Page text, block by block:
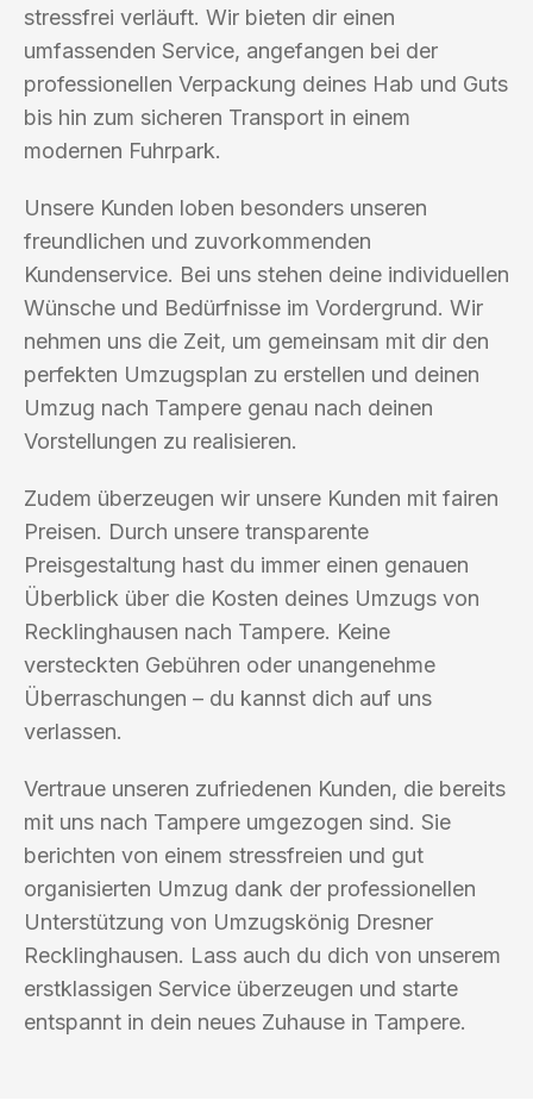
stressfrei verläuft. Wir bieten dir einen
umfassenden Service, angefangen bei der
professionellen Verpackung deines Hab und Guts
bis hin zum sicheren Transport in einem
modernen Fuhrpark.
Unsere Kunden loben besonders unseren
freundlichen und zuvorkommenden
Kundenservice. Bei uns stehen deine individuellen
Wünsche und Bedürfnisse im Vordergrund. Wir
nehmen uns die Zeit, um gemeinsam mit dir den
perfekten Umzugsplan zu erstellen und deinen
Umzug nach Tampere genau nach deinen
Vorstellungen zu realisieren.
Zudem überzeugen wir unsere Kunden mit fairen
Preisen. Durch unsere transparente
Preisgestaltung hast du immer einen genauen
Überblick über die Kosten deines Umzugs von
Recklinghausen nach Tampere. Keine
versteckten Gebühren oder unangenehme
Überraschungen – du kannst dich auf uns
verlassen.
Vertraue unseren zufriedenen Kunden, die bereits
mit uns nach Tampere umgezogen sind. Sie
berichten von einem stressfreien und gut
organisierten Umzug dank der professionellen
Unterstützung von Umzugskönig Dresner
Recklinghausen. Lass auch du dich von unserem
erstklassigen Service überzeugen und starte
entspannt in dein neues Zuhause in Tampere.